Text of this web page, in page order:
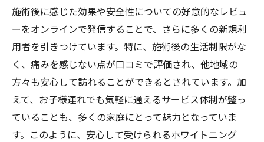
施術後に感じた効果や安全性についての好意的なレビュ
ーをオンラインで発信することで、さらに多くの新規利
用者を引きつけています。特に、施術後の生活制限がな
く、痛みを感じない点が口コミで評価され、他地域の
方々も安心して訪れることができるとされています。加
えて、お子様連れでも気軽に通えるサービス体制が整っ
ていることも、多くの家庭にとって魅力となっていま
す。このように、安心して受けられるホワイトニング